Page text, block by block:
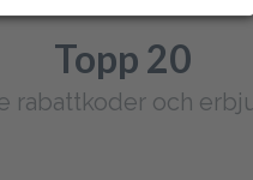
Topp 20
rabattkoder och